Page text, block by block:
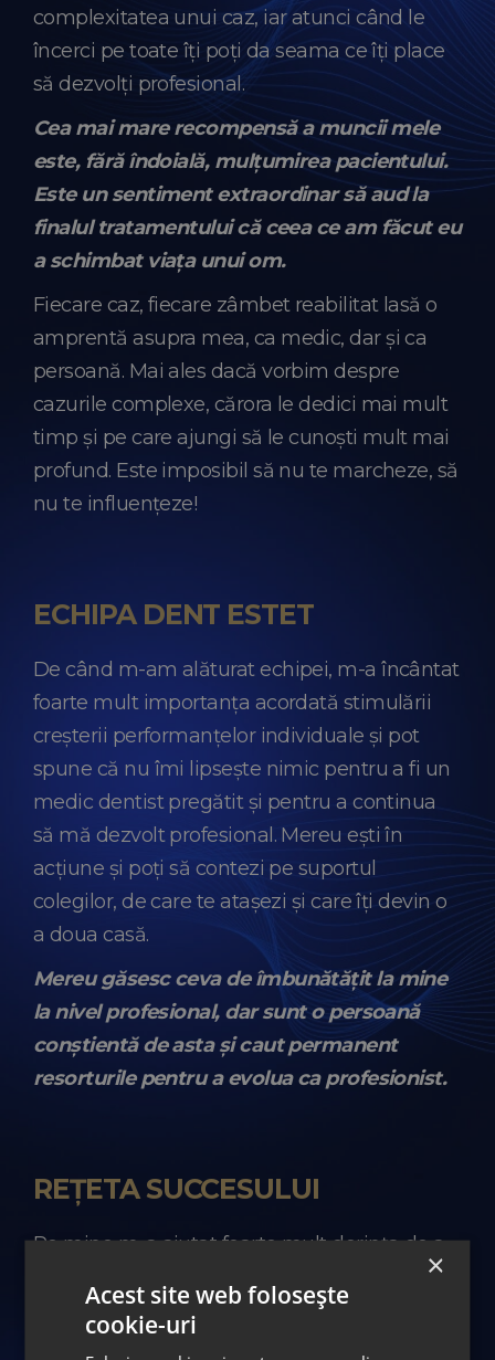
complexitatea unui caz, iar atunci când le
încerci pe toate îți poți da seama ce îți place
să dezvolți profesional.
Cea mai mare recompensă a muncii mele
este, fără îndoială, mulțumirea pacientului.
Este un sentiment extraordinar să aud la
finalul tratamentului că ceea ce am făcut eu
a schimbat viața unui om.
Fiecare caz, fiecare zâmbet reabilitat lasă o
amprentă asupra mea, ca medic, dar și ca
persoană. Mai ales dacă vorbim despre
cazurile complexe, cărora le dedici mai mult
timp și pe care ajungi să le cunoști mult mai
profund. Este imposibil să nu te marcheze, să
nu te influențeze!
ECHIPA DENT ESTET
De când m-am alăturat echipei, m-a încântat
foarte mult importanța acordată stimulării
creșterii performanțelor individuale și pot
spune că nu îmi lipsește nimic pentru a fi un
medic dentist pregătit și pentru a continua
să mă dezvolt profesional. Mereu ești în
acțiune și poți să contezi pe suportul
colegilor, de care te atașezi și care îți devin o
a doua casă.
Mereu găsesc ceva de îmbunătățit la mine
la nivel profesional, dar sunt o persoană
conștientă de asta și caut permanent
resorturile pentru a evolua ca profesionist.
REȚETA SUCCESULUI
Pe mine m-a ajutat foarte mult dorința de a
face lucrurile din ce în ce mai bine pentru a
putea ajuta oamenii. Pentru că sunt
×
Acest site web folosește
cookie-uri